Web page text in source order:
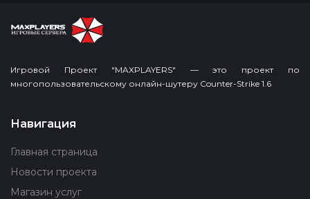
Игровой Проект "MAXPLAYERS" — это проект по
многопользовательскому онлайн-шутеру Counter-Strike 1.6
Навигация
Главная страница
Новости проекта
Магазин услуг